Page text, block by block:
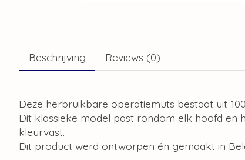
Beschrijving Reviews (0)
Deze herbruikbare operatiemuts bestaat uit
Dit klassieke model past rondom elk hoofd en
kleurvast.
Dit product werd ontworpen én gemaakt in